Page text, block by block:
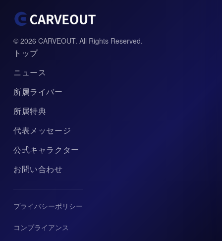
© 2026 CARVEOUT. All Rights Reserved.
トップ
ニュース
所属ライバー
所属特典
代表メッセージ
公式キャラクター
お問い合わせ
プライバシーポリシー
コンプライアンス